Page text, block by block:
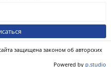
защищена законом об авторских
Powered by p.studio